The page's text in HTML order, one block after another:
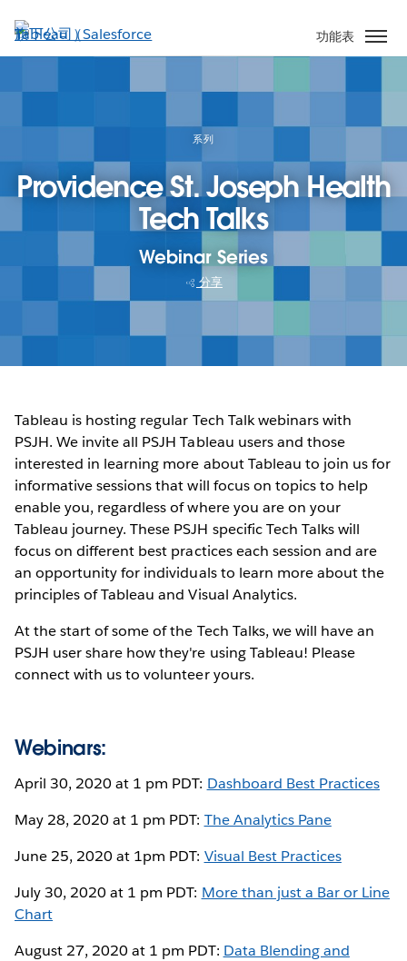
至
主
功能表
系列
Providence St. Joseph Health
Tech Talks
Webinar Series
分享
Tableau is hosting regular Tech Talk webinars with
PSJH. We invite all PSJH Tableau users and those
interested in learning more about Tableau to join us for
informative sessions that will focus on topics to help
enable you, regardless of where you are on your
Tableau journey. These PSJH specific Tech Talks will
focus on different best practices each session and are
an opportunity for individuals to learn more about the
principles of Tableau and Visual Analytics.
At the start of some of the Tech Talks, we will have an
PSJH user share how they're using Tableau! Please
connect with us to volunteer yours.
Webinars:
April 30, 2020 at 1 pm PDT: Dashboard Best Practices
May 28, 2020 at 1 pm PDT: The Analytics Pane
June 25, 2020 at 1pm PDT: Visual Best Practices
July 30, 2020 at 1 pm PDT: More than just a Bar or Line
Chart
August 27, 2020 at 1 pm PDT: Data Blending and